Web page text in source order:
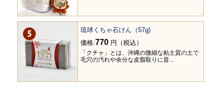
琉球くちゃ石けん（57g)
価格:770 円（税込）
「クチャ」とは、沖縄の微細な粘土質の土で
毛穴の汚れや余分な皮脂取りに昔...